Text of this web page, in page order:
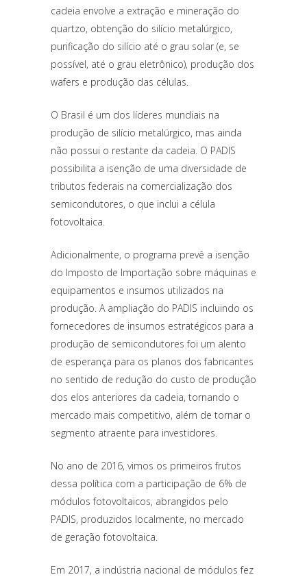
cadeia envolve a extração e mineração do
quartzo, obtenção do silício metalúrgico,
purificação do silício até o grau solar (e, se
possível, até o grau eletrônico), produção dos
wafers e produção das células.
O Brasil é um dos líderes mundiais na
produção de silício metalúrgico, mas ainda
não possui o restante da cadeia. O PADIS
possibilita a isenção de uma diversidade de
tributos federais na comercialização dos
semicondutores, o que inclui a célula
fotovoltaica.
Adicionalmente, o programa prevê a isenção
do Imposto de Importação sobre máquinas e
equipamentos e insumos utilizados na
produção. A ampliação do PADIS incluindo os
fornecedores de insumos estratégicos para a
produção de semicondutores foi um alento
de esperança para os planos dos fabricantes
no sentido de redução do custo de produção
dos elos anteriores da cadeia, tornando o
mercado mais competitivo, além de tornar o
segmento atraente para investidores.
No ano de 2016, vimos os primeiros frutos
dessa política com a participação de 6% de
módulos fotovoltaicos, abrangidos pelo
PADIS, produzidos localmente, no mercado
de geração fotovoltaica.
Em 2017, a indústria nacional de módulos fez